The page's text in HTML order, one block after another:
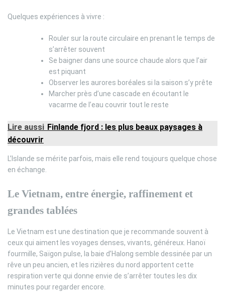
Quelques expériences à vivre :
Rouler sur la route circulaire en prenant le temps de
s’arrêter souvent
Se baigner dans une source chaude alors que l’air
est piquant
Observer les aurores boréales si la saison s’y prête
Marcher près d’une cascade en écoutant le
vacarme de l’eau couvrir tout le reste
Lire aussi Finlande fjord : les plus beaux paysages à
découvrir
L’Islande se mérite parfois, mais elle rend toujours quelque chose
en échange.
Le Vietnam, entre énergie, raffinement et
grandes tablées
Le Vietnam est une destination que je recommande souvent à
ceux qui aiment les voyages denses, vivants, généreux. Hanoï
fourmille, Saïgon pulse, la baie d’Halong semble dessinée par un
rêve un peu ancien, et les rizières du nord apportent cette
respiration verte qui donne envie de s’arrêter toutes les dix
minutes pour regarder encore.